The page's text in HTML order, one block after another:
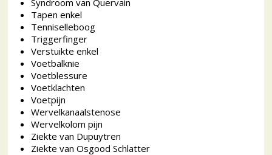
Syndroom van Quervain
Tapen enkel
Tenniselleboog
Triggerfinger
Verstuikte enkel
Voetbalknie
Voetblessure
Voetklachten
Voetpijn
Wervelkanaalstenose
Wervelkolom pijn
Ziekte van Dupuytren
Ziekte van Osgood Schlatter